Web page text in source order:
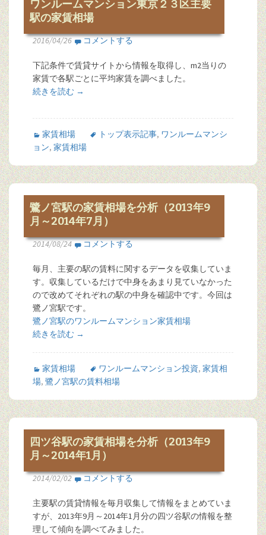
ワンルームマンション東京２３区主要
駅の家賃相場
2016/04/26 コメントする
下記条件で賃貸サイトから情報を取得し、m2当りの
家賃で各駅ごとに平均家賃を調べました。
続きを読む →
家賃相場 トップ表示記事, ワンルームマンシ
ョン, 家賃相場
鷺ノ宮駅の家賃相場を分析（2013年9
月～2014年7月）
2014/08/24 コメントする
毎月、主要の駅の賃料に関するデータを収集していま
す。収集しているだけで中身をあまり見ていなかった
ので改めてそれぞれの駅の中身を確認中です。今回は
鷺ノ宮駅です。
鷺ノ宮駅のワンルームマンション家賃相場
続きを読む →
家賃相場 ワンルームマンション投資, 家賃相
場, 鷺ノ宮駅の賃料相場
四ツ谷駅の家賃相場を分析（2013年9
月～2014年1月）
2014/02/02 コメントする
主要駅の賃貸情報を毎月収集して情報をまとめていま
すが、2013年9月～2014年1月分の四ツ谷駅の情報を整
理して傾向を調べてみました。